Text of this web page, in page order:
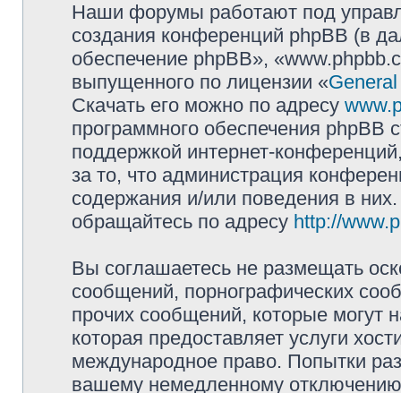
Наши форумы работают под
создания конференций phpBB (в
обеспечение phpBB»,
выпущенного по лицензии «
Скачать его можно по адресу
программного обеспечения phpBB
поддержкой интернет-
за то, что администрация
содержания и/или поведения в
обращайтесь по адресу http://
Вы соглашаетесь не размещать
сообщений, порнографических
прочих сообщений, которые могут
которая предоставляет услуги
международное право. Попытки
вашему немедленному